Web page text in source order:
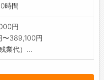
時間
円
〜389,100円
業代）...